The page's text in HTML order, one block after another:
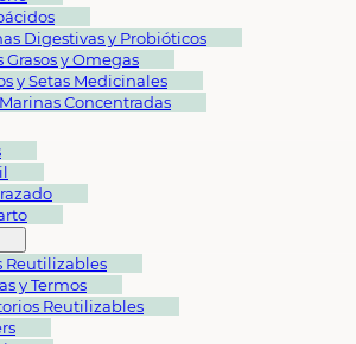
Digestivas y Probióticos
Grasos y Omegas
y Setas Medicinales
Concentradas
Reutilizables
y Termos
Reutilizables